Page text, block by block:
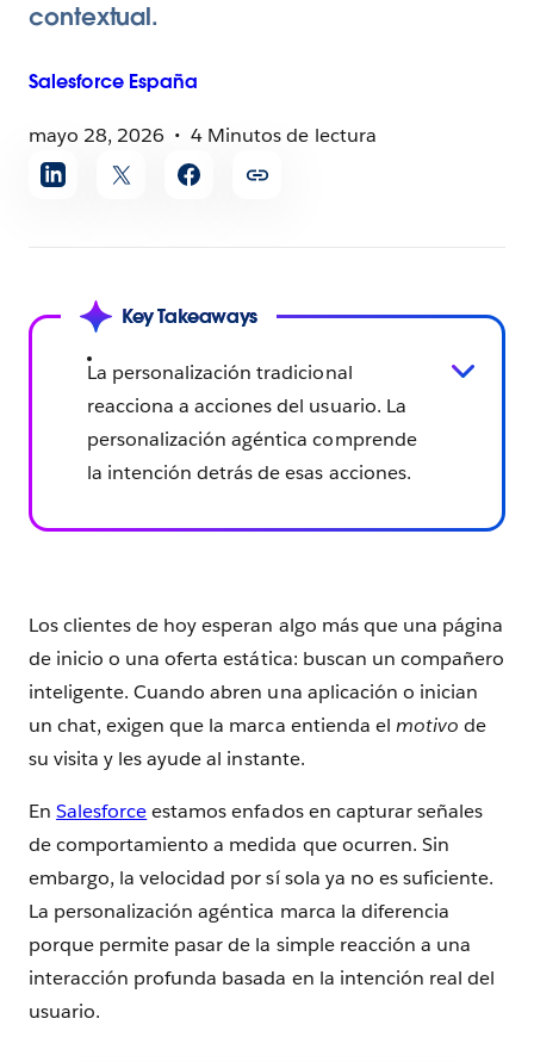
contextual.
Salesforce España
mayo 28, 2026
4 Minutos de lectura
Compartir
artículo
Key Takeaways
La personalización tradicional
reacciona a acciones del usuario. La
personalización agéntica comprende
la intención detrás de esas acciones.
Los clientes de hoy esperan algo más que una página
de inicio o una oferta estática: buscan un compañero
inteligente. Cuando abren una aplicación o inician
un chat, exigen que la marca entienda el motivo de
su visita y les ayude al instante.
EnSalesforceestamos enfados en capturar señales
de comportamiento a medida que ocurren. Sin
embargo, la velocidad por sí sola ya no es suficiente.
La personalización agéntica marca la diferencia
porque permite pasar de la simple reacción a una
interacción profunda basada en la intención real del
usuario.